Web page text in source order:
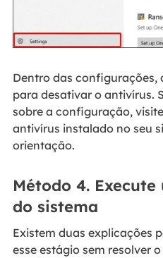
Dentro das configurações,
para desativar o antivírus.
sobre a configuração,
antivírus instalado no seu
orientação.
Método 4.
do sistema
Existem duas explicações
esse estágio sem resolver